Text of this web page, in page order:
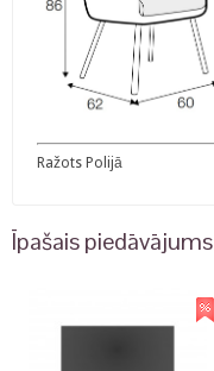
Ražots Polijā
Īpašais piedāvājums